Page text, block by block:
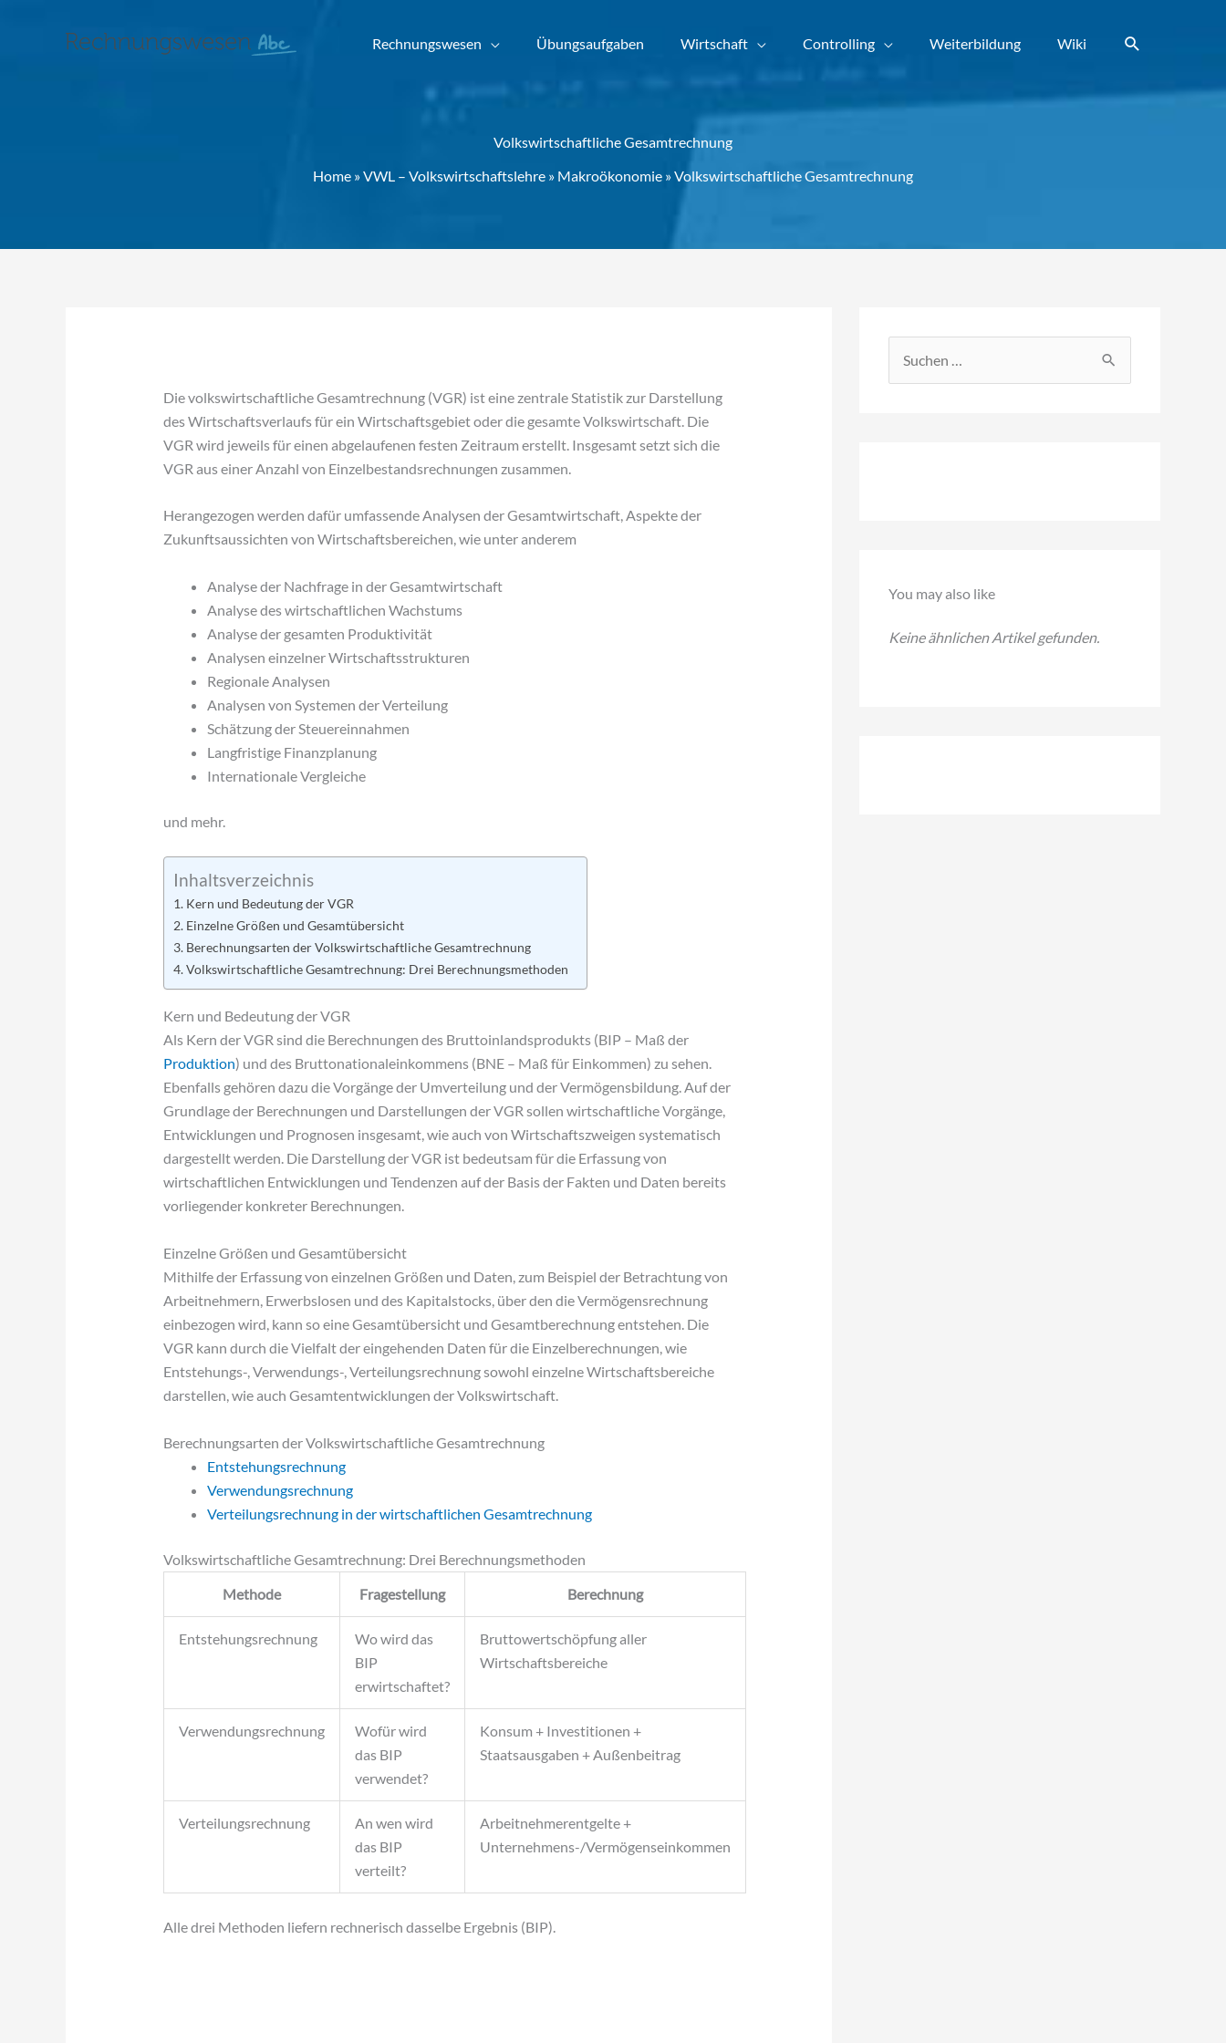
Rechnungswesen Übungsaufgaben Wirtschaft Controlling Weiterbildung Wiki Suchen
Volkswirtschaftliche Gesamtrechnung
Home »VWL – Volkswirtschaftslehre » Makroökonomie »Volkswirtschaftliche Gesamtrechnung
Die volkswirtschaftliche Gesamtrechnung (VGR) ist eine zentrale Statistik zur Darstellung
des Wirtschaftsverlaufs für ein Wirtschaftsgebiet oder die gesamte Volkswirtschaft. Die
VGR wird jeweils für einen abgelaufenen festen Zeitraum erstellt. Insgesamt setzt sich die
VGR aus einer Anzahl von Einzelbestandsrechnungen zusammen.
Herangezogen werden dafür umfassende Analysen der Gesamtwirtschaft, Aspekte der
Zukunftsaussichten von Wirtschaftsbereichen, wie unter anderem
Analyse der Nachfrage in der Gesamtwirtschaft
Analyse des wirtschaftlichen Wachstums
Analyse der gesamten Produktivität
Analysen einzelner Wirtschaftsstrukturen
Regionale Analysen
Analysen von Systemen der Verteilung
Schätzung der Steuereinnahmen
Langfristige Finanzplanung
Internationale Vergleiche
und mehr.
Inhaltsverzeichnis
Kern und Bedeutung der VGR
Einzelne Größen und Gesamtübersicht
Berechnungsarten der Volkswirtschaftliche Gesamtrechnung
Volkswirtschaftliche Gesamtrechnung: Drei Berechnungsmethoden
Kern und Bedeutung der VGR
Als Kern der VGR sind die Berechnungen des Bruttoinlandsprodukts (BIP – Maß der
Produktion) und des Bruttonationaleinkommens (BNE – Maß für Einkommen) zu sehen.
Ebenfalls gehören dazu die Vorgänge der Umverteilung und der Vermögensbildung. Auf der
Grundlage der Berechnungen und Darstellungen der VGR sollen wirtschaftliche Vorgänge,
Entwicklungen und Prognosen insgesamt, wie auch von Wirtschaftszweigen systematisch
dargestellt werden. Die Darstellung der VGR ist bedeutsam für die Erfassung von
wirtschaftlichen Entwicklungen und Tendenzen auf der Basis der Fakten und Daten bereits
vorliegender konkreter Berechnungen.
Einzelne Größen und Gesamtübersicht
Mithilfe der Erfassung von einzelnen Größen und Daten, zum Beispiel der Betrachtung von
Arbeitnehmern, Erwerbslosen und des Kapitalstocks, über den die Vermögensrechnung
einbezogen wird, kann so eine Gesamtübersicht und Gesamtberechnung entstehen. Die
VGR kann durch die Vielfalt der eingehenden Daten für die Einzelberechnungen, wie
Entstehungs-, Verwendungs-, Verteilungsrechnung sowohl einzelne Wirtschaftsbereiche
darstellen, wie auch Gesamtentwicklungen der Volkswirtschaft.
Berechnungsarten der Volkswirtschaftliche Gesamtrechnung
Entstehungsrechnung
Verwendungsrechnung
Verteilungsrechnung in der wirtschaftlichen Gesamtrechnung
Volkswirtschaftliche Gesamtrechnung: Drei Berechnungsmethoden
Methode
Fragestellung Berechnung
Entstehungsrechnung
Wo wird das
BIP
erwirtschaftet?
Bruttowertschöpfung aller
Wirtschaftsbereiche
Verwendungsrechnung
Wofür wird
das BIP
verwendet?
Konsum + Investitionen +
Staatsausgaben + Außenbeitrag
Verteilungsrechnung
An wen wird
das BIP
verteilt?
Arbeitnehmerentgelte +
Unternehmens-/Vermögenseinkommen
Alle drei Methoden liefern rechnerisch dasselbe Ergebnis (BIP).
c
You may also like
Keine ähnlichen Artikel gefunden.